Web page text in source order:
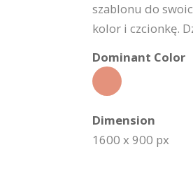
szablonu do
kolor i czcionkę.
Dominant Color
Dimension
1600 x 900 px